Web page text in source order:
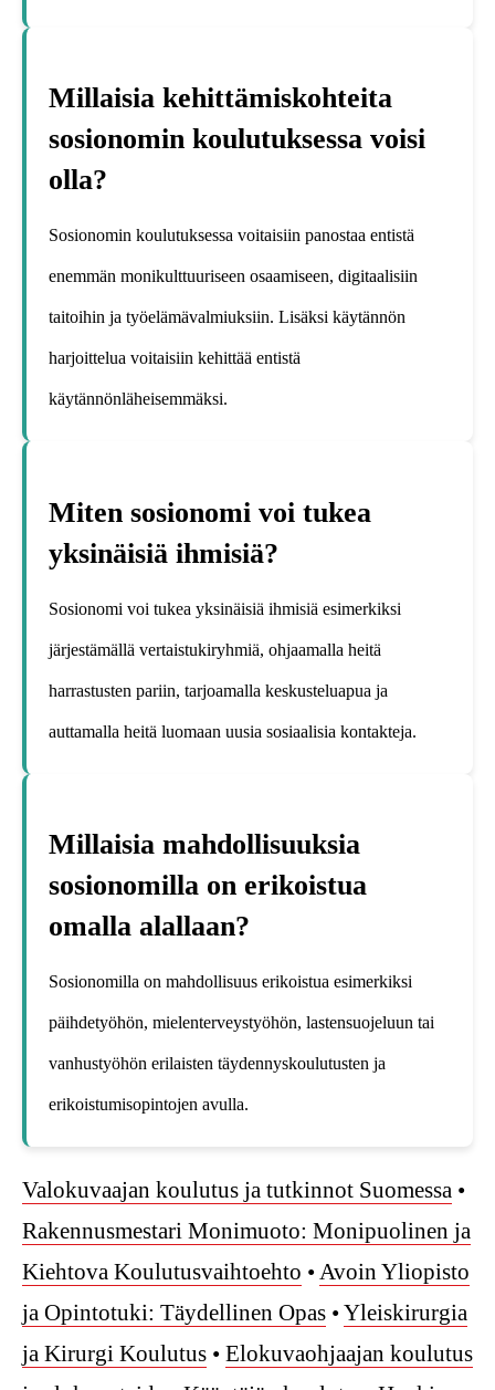
Millaisia kehittämiskohteita
sosionomin koulutuksessa voisi
olla?
Sosionomin koulutuksessa voitaisiin panostaa entistä
enemmän monikulttuuriseen osaamiseen, digitaalisiin
taitoihin ja työelämävalmiuksiin. Lisäksi käytännön
harjoittelua voitaisiin kehittää entistä
käytännönläheisemmäksi.
Miten sosionomi voi tukea
yksinäisiä ihmisiä?
Sosionomi voi tukea yksinäisiä ihmisiä esimerkiksi
järjestämällä vertaistukiryhmiä, ohjaamalla heitä
harrastusten pariin, tarjoamalla keskusteluapua ja
auttamalla heitä luomaan uusia sosiaalisia kontakteja.
Millaisia mahdollisuuksia
sosionomilla on erikoistua
omalla alallaan?
Sosionomilla on mahdollisuus erikoistua esimerkiksi
päihdetyöhön, mielenterveystyöhön, lastensuojeluun tai
vanhustyöhön erilaisten täydennyskoulutusten ja
erikoistumisopintojen avulla.
Valokuvaajan koulutus ja tutkinnot Suomessa •
Rakennusmestari Monimuoto: Monipuolinen ja
Kiehtova Koulutusvaihtoehto •Avoin Yliopisto
ja Opintotuki: Täydellinen Opas •Yleiskirurgia
ja Kirurgi Koulutus • Elokuvaohjaajan koulutus